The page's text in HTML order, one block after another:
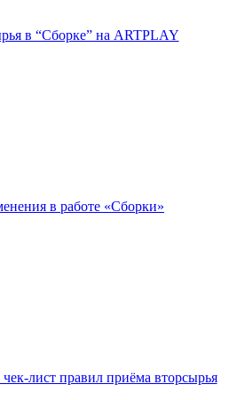
в “Сборке” на ARTPLAY
в работе «Сборки»
лист правил приёма вторсырья